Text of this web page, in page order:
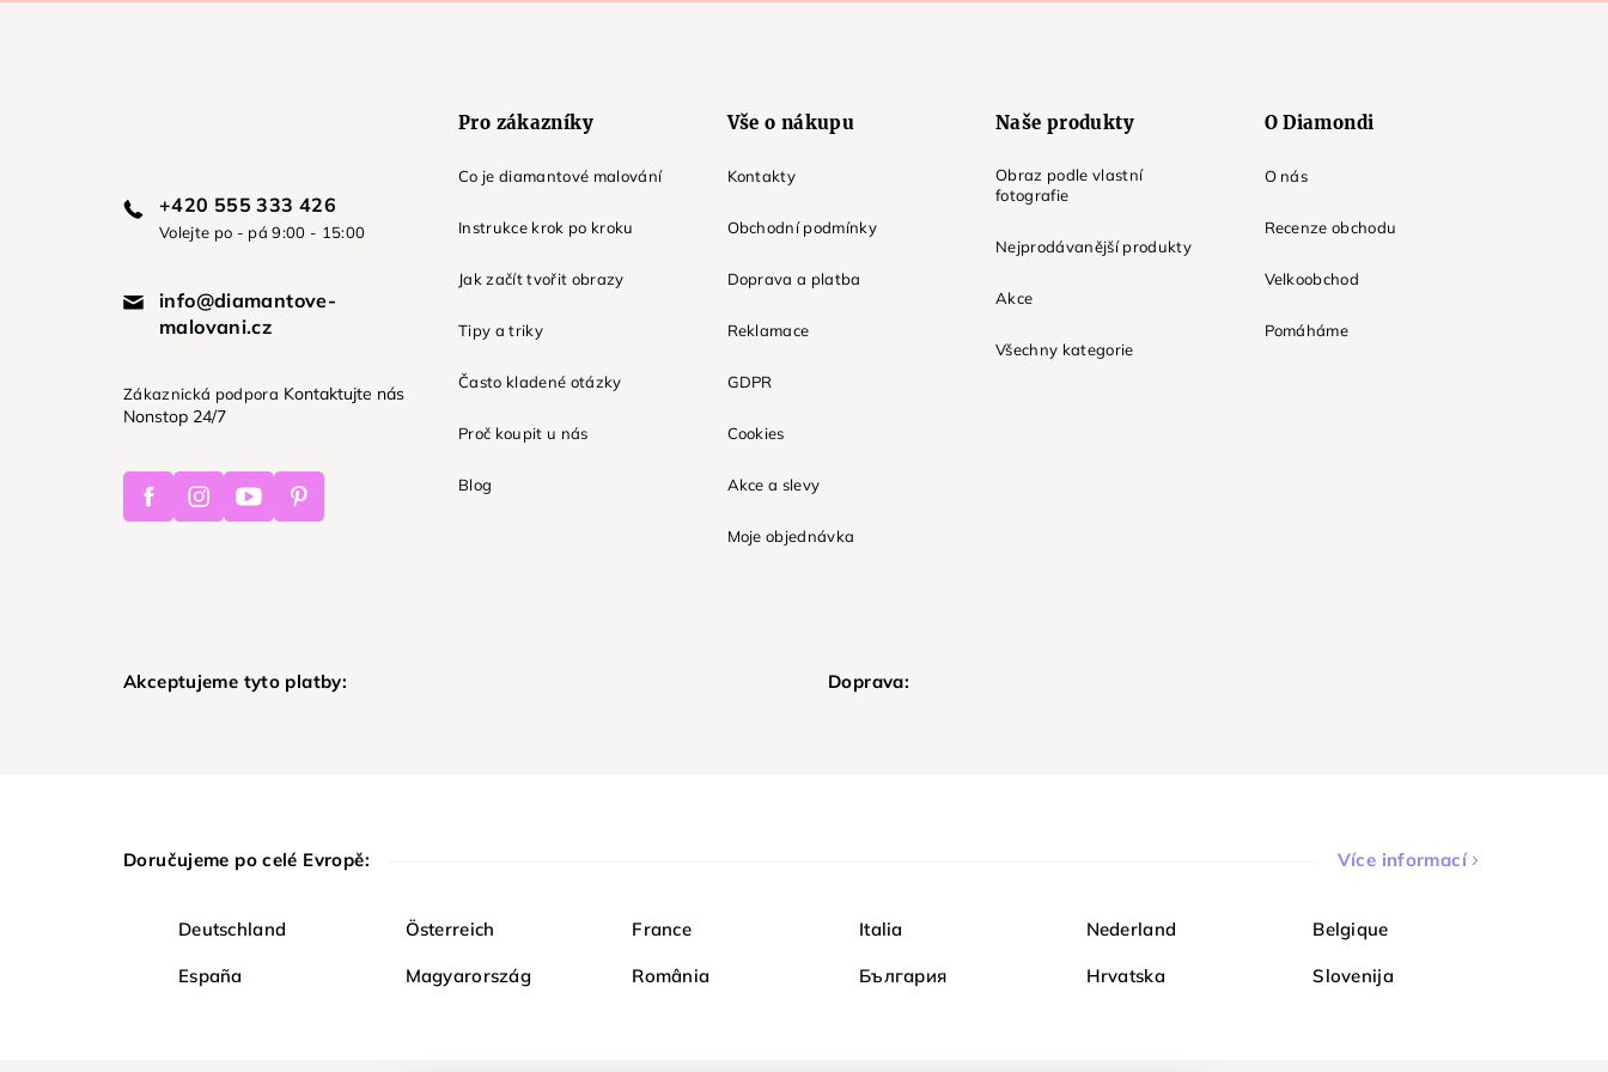
+420 555 333 426
Volejte po - pá 9:00 - 15:00
info@diamantove-
malovani.cz
Zákaznická podpora Kontaktujte nás
Nonstop 24/7
FacebookInstagramYoutubePinterest
Pro zákazníky
Co je diamantové malování
Instrukce krok po kroku
Jak začít tvořit obrazy
Tipy a triky
Často kladené otázky
Proč koupit u nás
Blog
Vše o nákupu
Kontakty
Obchodní podmínky
Doprava a platba
Reklamace
GDPR
Cookies
Akce a slevy
Moje objednávka
Naše produkty
Obraz podle vlastní
fotografie
Nejprodávanější produkty
Akce
Všechny kategorie
O Diamondi
O nás
Recenze obchodu
Velkoobchod
Pomáháme
Akceptujeme tyto platby: Doprava:
Doručujeme po celé Evropě: Více informací
Deutschland Österreich France Italia Nederland Belgique
España Magyarország România България Hrvatska Slovenija